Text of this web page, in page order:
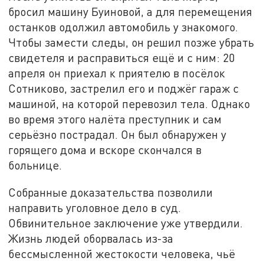
бросил машину Буиновой, а для перемещения
останков одолжил автомобиль у знакомого.
Чтобы замести следы, он решил позже убрать
свидетеля и расправиться ещё и с ним: 20
апреля он приехал к приятелю в посёлок
Сотниково, застрелил его и поджёг гараж с
машиной, на которой перевозил тела. Однако
во время этого налёта преступник и сам
серьёзно пострадал. Он был обнаружен у
горящего дома и вскоре скончался в
больнице.
Собранные доказательства позволили
направить уголовное дело в суд.
Обвинительное заключение уже утвердили.
Жизнь людей оборвалась из-за
бессмысленной жестокости человека, чьё